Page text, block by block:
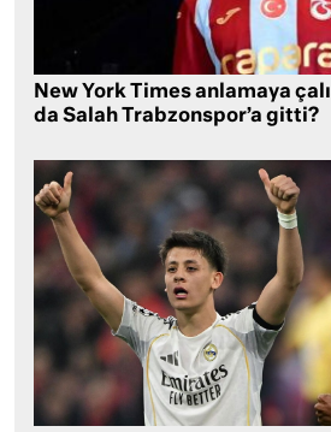
New York Times anlamaya
da Salah Trabzonspor’a gitti?